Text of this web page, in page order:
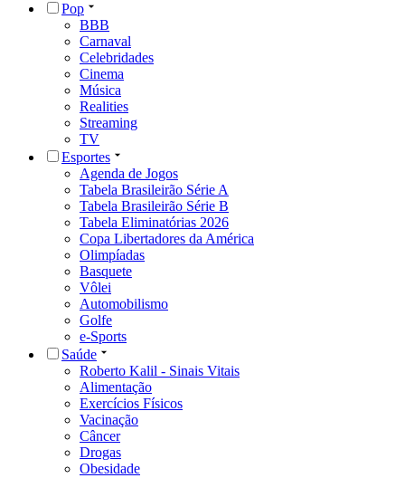
Pop
BBB
Carnaval
Celebridades
Cinema
Música
Realities
Streaming
TV
Esportes
Agenda de Jogos
Tabela Brasileirão Série A
Tabela Brasileirão Série B
Tabela Eliminatórias 2026
Copa Libertadores da América
Olimpíadas
Basquete
Vôlei
Automobilismo
Golfe
e-Sports
Saúde
Roberto Kalil - Sinais Vitais
Alimentação
Exercícios Físicos
Vacinação
Câncer
Drogas
Obesidade